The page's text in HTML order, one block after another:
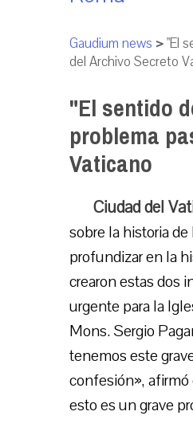
Gaudium news >"El
del Archivo Secreto
"El sentido
problema
Vaticano
Ciudad del
sobre la historia
profundizar en la
crearon estas dos
urgente para la
Mons. Sergio
tenemos este
confesión», afirmó
esto es un grave